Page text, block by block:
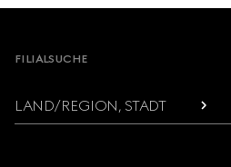
Footer
FILIALSUCHE
LAND/REGION, STADT